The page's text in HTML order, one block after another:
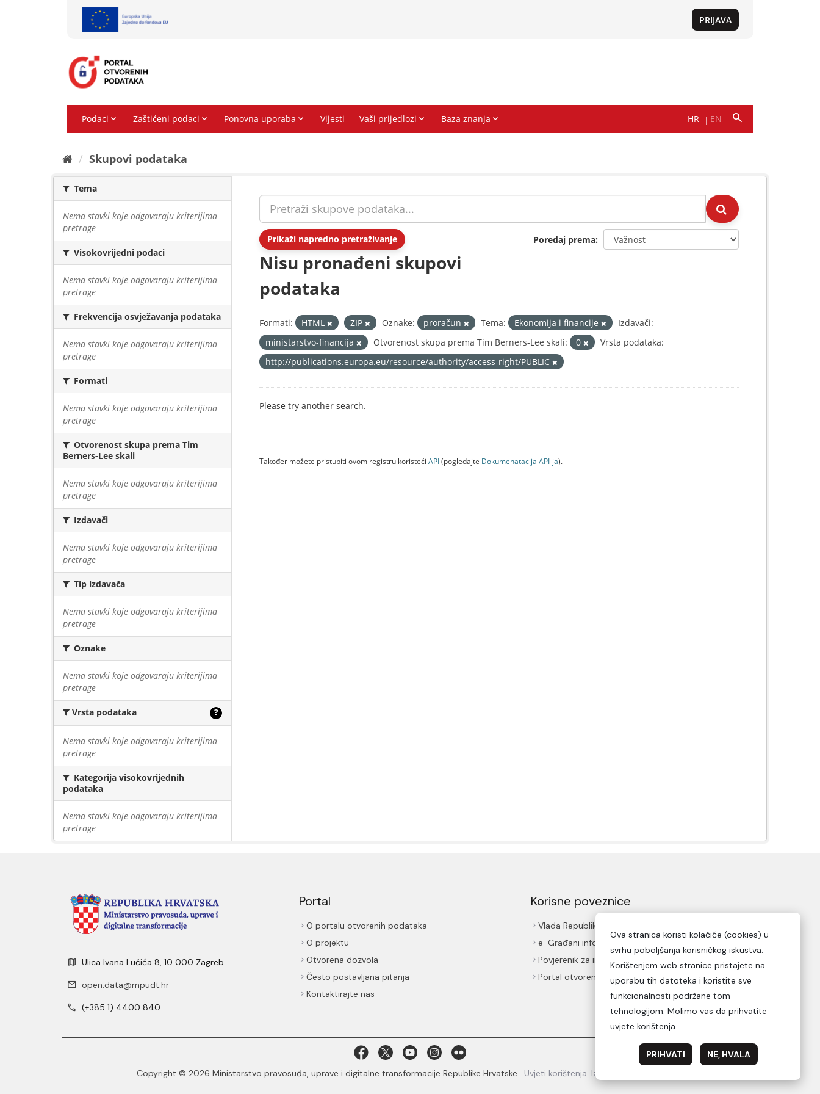
Skupovi podаtаkа
Tema
Nema stavki koje odgovaraju kriterijima
pretrage
Visokovrijedni podaci
Nema stavki koje odgovaraju kriterijima
pretrage
Frekvencija osvježavanja podataka
Nema stavki koje odgovaraju kriterijima
pretrage
Formati
Nema stavki koje odgovaraju kriterijima
pretrage
Otvorenost skupa prema Tim
Berners-Lee skali
Nema stavki koje odgovaraju kriterijima
pretrage
Izdavači
Nema stavki koje odgovaraju kriterijima
pretrage
Tip izdavača
Nema stavki koje odgovaraju kriterijima
pretrage
Oznake
Nema stavki koje odgovaraju kriterijima
pretrage
Vrsta podataka ?
Nema stavki koje odgovaraju kriterijima
pretrage
Kategorija visokovrijednih
podataka
Nema stavki koje odgovaraju kriterijima
pretrage
Prikaži napredno pretraživanje Poredaj prema
Nisu pronađeni skupovi
podataka
Formati: HTML ZIP Oznake: proračun Tema: Ekonomija i financije
Izdavači:
ministarstvo-financija
Otvorenost skupa prema Tim Berners-Lee skali: 0
Vrsta podataka:
http://publications.europa.eu/resource/authority/access-right/PUBLIC
Please try another search.
Također možete pristupiti ovom registru koristeći API(pogledajte Dokumenаtаcijа API-jа).